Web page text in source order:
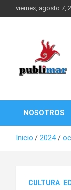
al
viernes, agosto 7,
NOSOTROS
Inicio 2024
CULTURA